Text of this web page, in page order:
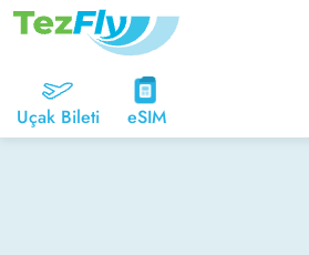
Uçak Bileti eSIM